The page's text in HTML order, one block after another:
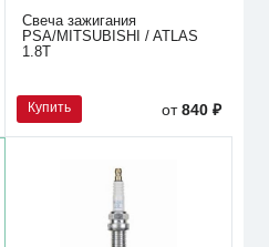
Свеча зажигания
PSA/MITSUBISHI / ATLAS
1.8T
Купить от840 ₽